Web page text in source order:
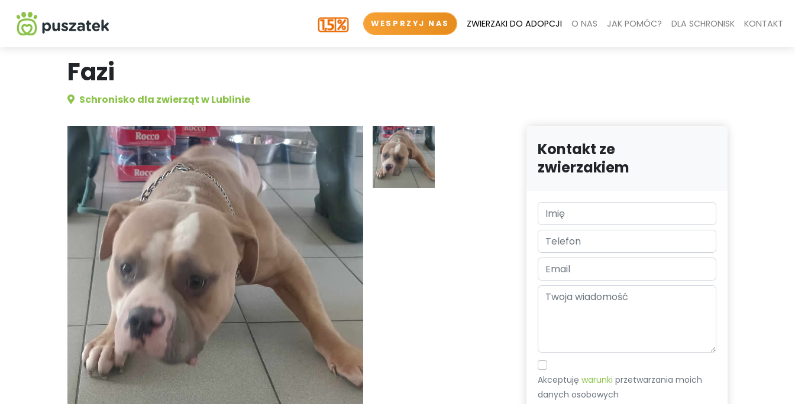
WESPRZYJ NAS ZWIERZAKI DO ADOPCJI O NAS JAK POMÓC? DLA SCHRONISK KONTAKT
Fazi
Schronisko dla zwierząt w Lublinie
Kontakt ze
zwierzakiem
Akceptujęwarunki przetwarzania moich
danych osobowych